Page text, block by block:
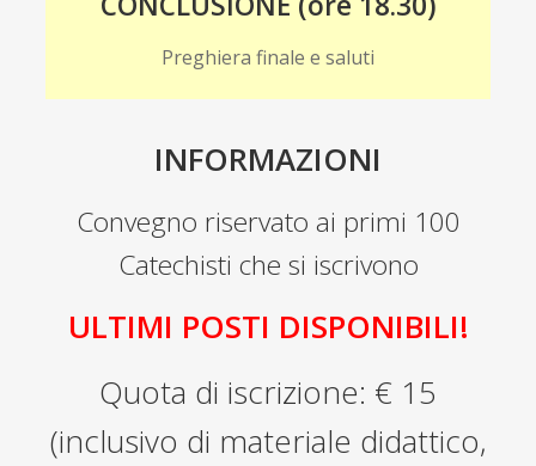
Preghiera finale e saluti
INFORMAZIONI
Convegno riservato ai primi 100
Catechisti che si iscrivono
ULTIMI POSTI DISPONIBILI!
Quota di iscrizione: € 15
(inclusivo di materiale didattico,